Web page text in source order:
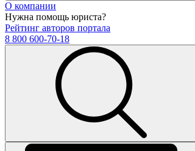
О компании
Нужна помощь юриста?
Рейтинг авторов портала
8 800 600-70-18